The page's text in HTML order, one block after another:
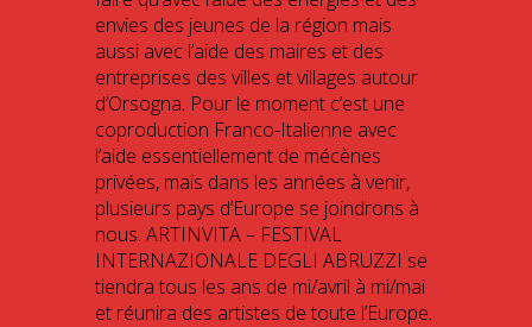
envies des jeunes de la région mais
aussi avec l’aide des maires et des
entreprises des villes et villages autour
d’Orsogna. Pour le moment c’est une
coproduction Franco-Italienne avec
l’aide essentiellement de mécènes
privées, mais dans les années à venir,
plusieurs pays d’Europe se joindrons à
nous. ARTINVITA – FESTIVAL
INTERNAZIONALE DEGLI ABRUZZI se
tiendra tous les ans de mi/avril à mi/mai
et réunira des artistes de toute l’Europe.